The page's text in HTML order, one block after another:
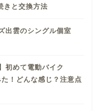
きと交換方法
出雲のシングル個室
初めて電動バイク
！どんな感じ？注意点